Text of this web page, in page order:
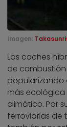
Imagen:
Los coches
de
popularizando
más
climático. Por
ferroviarias de